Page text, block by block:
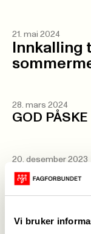
Vi bruker
21. mai 2024
Innkalling
28. mars 2024
GOD PÅSKE
20. desember 2023
Julehilsen